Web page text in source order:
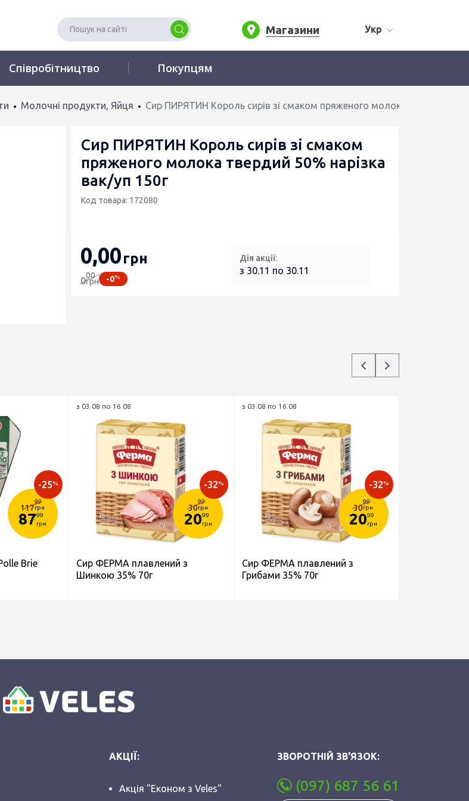
Магазини Укр
Співробітництво Покупцям
Молочні продукти, Яйця Сир ПИРЯТИН Король сирів зі смаком пряженого молока твердий 50%
Сир ПИРЯТИН Король сирів зі смаком
пряженого молока твердий 50% нарізка
вак/уп 150г
Код товара: 172080
0,00грн
000
грн -0%
Дія акції:
з 30.11 по 30.11
117
99
грн
8799
грн
-25%
Brie
з 03.08 по 16.08
30
99
грн
2099
грн
-32%
Сир ФЕРМА плавлений з
Шинкою 35% 70г
з 03.08 по 16.08
30
99
грн
2099
грн
-32%
Сир ФЕРМА плавлений з
Грибами 35% 70г
АКЦІЇ:
Акція "Економ з Veles"
ЗВОРОТНІЙ ЗВ'ЯЗОК:
(097) 687 56 61